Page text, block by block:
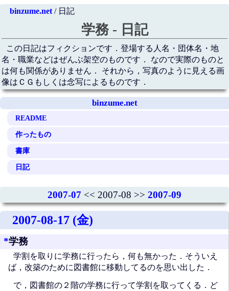
binzume.net/ 日記
学務 - 日記
この日記はフィクションです．登場する人名・団体名・地
名・職業などはぜんぶ架空のものです． なので実際のものと
は何も関係がありません． それから，写真のように見える画
像はＣＧもしくは念写によるものです．
binzume.net
README
作ったもの
書庫
日記
2007-07 << 2007-08 >> 2007-09
2007-08-17 (金)
*学務
学割を取りに学務に行ったら，何も無かった．そういえ
ば，改築のために図書館に移動してるのを思い出した．
で，図書館の２階の学務に行って学割を取ってくる．ど